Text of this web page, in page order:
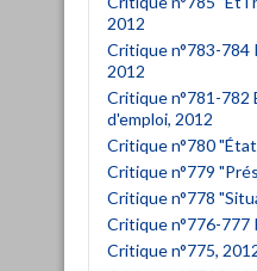
2012
Critique n°783-784
2012
Critique n°781-782
d'emploi, 2012
Critique n°780
Critique n°779
Critique n°778
Critique n°776-777
Critique n°775,